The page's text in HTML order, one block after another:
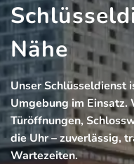
Nähe
Unser Schlüsseldienst
Umgebung im
Türöffnungen,
die Uhr – zuverlässig,
Wartezeiten.